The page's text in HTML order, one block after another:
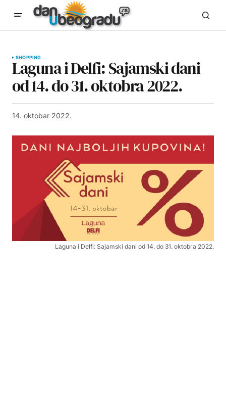
SHOPPING
Laguna i Delfi: Sajamski dani
od 14. do 31. oktobra 2022.
14. oktobar 2022.
Laguna i Delfi: Sajamski dani od 14. do 31. oktobra 2022.